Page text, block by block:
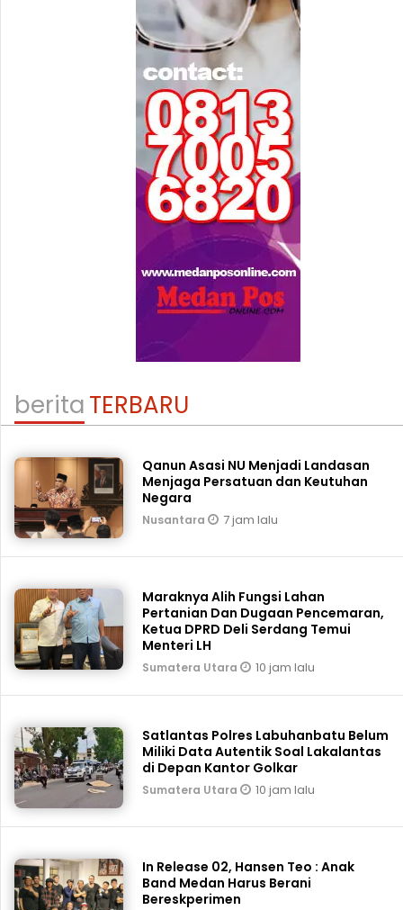
beritaTERBARU
Qanun Asasi NU Menjadi Landasan
Menjaga Persatuan dan Keutuhan
Negara
Nusantara 7 jam lalu
Maraknya Alih Fungsi Lahan
Pertanian Dan Dugaan Pencemaran,
Ketua DPRD Deli Serdang Temui
Menteri LH
Sumatera Utara 10 jam lalu
Satlantas Polres Labuhanbatu Belum
Miliki Data Autentik Soal Lakalantas
di Depan Kantor Golkar
Sumatera Utara 10 jam lalu
In Release 02, Hansen Teo : Anak
Band Medan Harus Berani
Bereskperimen